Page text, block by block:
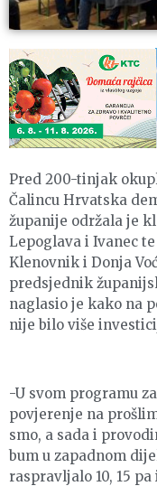
Pred 200-tinjak
Čalincu Hrvatska
županije održala je
Lepoglava i Ivanec
Klenovnik i Donja
predsjednik
naglasio je kako na
nije bilo više
-U svom programu
povjerenje na
smo, a sada i
bum u zapadnom
raspravljalo 10, 15